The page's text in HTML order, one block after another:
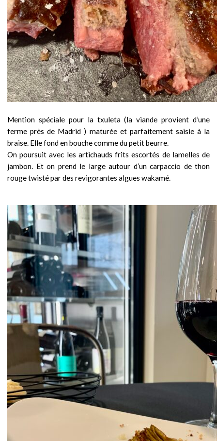
Mention spéciale pour la txuleta (la viande provient d’une
ferme près de Madrid ) maturée et parfaitement saisie à la
braise. Elle fond en bouche comme du petit beurre.
On poursuit avec les artichauds frits escortés de lamelles de
jambon. Et on prend le large autour d’un carpaccio de thon
rouge twisté par des revigorantes algues wakamé.